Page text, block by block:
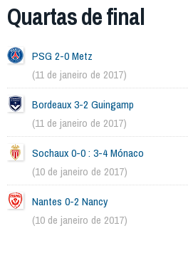
Quartas de final
PSG 2-0 Metz
(11 de janeiro de 2017)
Bordeaux 3-2 Guingamp
(11 de janeiro de 2017)
Sochaux 0-0 : 3-4 Mónaco
(10 de janeiro de 2017)
Nantes 0-2 Nancy
(10 de janeiro de 2017)